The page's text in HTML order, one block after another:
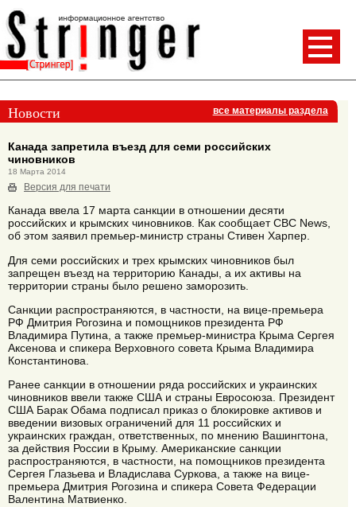
Новости все материалы раздела
Канада запретила въезд для семи российских
чиновников
18 Марта 2014
Версия для печати
Канада ввела 17 марта санкции в отношении десяти
российских и крымских чиновников. Как сообщает CBC News,
об этом заявил премьер-министр страны Стивен Харпер.
Для семи российских и трех крымских чиновников был
запрещен въезд на территорию Канады, а их активы на
территории страны было решено заморозить.
Санкции распространяются, в частности, на вице-премьера
РФ Дмитрия Рогозина и помощников президента РФ
Владимира Путина, а также премьер-министра Крыма Сергея
Аксенова и спикера Верховного совета Крыма Владимира
Константинова.
Ранее санкции в отношении ряда российских и украинских
чиновников ввели также США и страны Евросоюза. Президент
США Барак Обама подписал приказ о блокировке активов и
введении визовых ограничений для 11 российских и
украинских граждан, ответственных, по мнению Вашингтона,
за действия России в Крыму. Американские санкции
распространяются, в частности, на помощников президента
Сергея Глазьева и Владислава Суркова, а также на вице-
премьера Дмитрия Рогозина и спикера Совета Федерации
Валентина Матвиенко.